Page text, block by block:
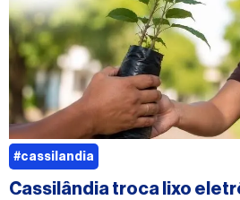
Cassilândia troca lixo
#cassilandia